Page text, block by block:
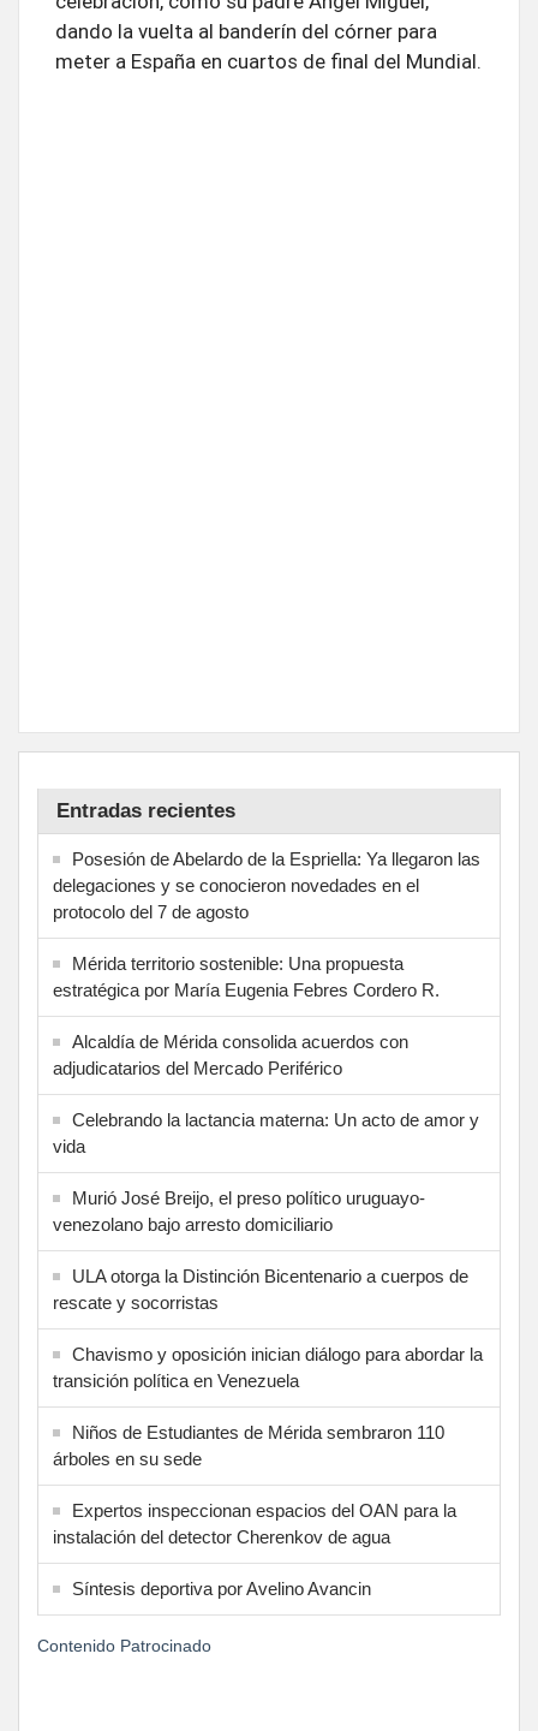
dando la vuelta al banderín del córner para
meter a España en cuartos de final del Mundial.
Entradas recientes
Posesión de Abelardo de la Espriella: Ya llegaron las
delegaciones y se conocieron novedades en el
protocolo del 7 de agosto
Mérida territorio sostenible: Una propuesta
estratégica por María Eugenia Febres Cordero R.
Alcaldía de Mérida consolida acuerdos con
adjudicatarios del Mercado Periférico
Celebrando la lactancia materna: Un acto de amor y
vida
Murió José Breijo, el preso político uruguayo-
venezolano bajo arresto domiciliario
ULA otorga la Distinción Bicentenario a cuerpos de
rescate y socorristas
Chavismo y oposición inician diálogo para abordar la
transición política en Venezuela
Niños de Estudiantes de Mérida sembraron 110
árboles en su sede
Expertos inspeccionan espacios del OAN para la
instalación del detector Cherenkov de agua
Síntesis deportiva por Avelino Avancin
Contenido Patrocinado